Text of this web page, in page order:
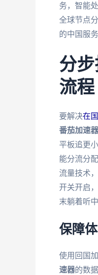
务，智能
全球节点
的中国服
分
流程
要解决在
番茄加速器
平板追更
能分流分
流量技术
开关开启
末躺着听
保障
使用回国
速器的数